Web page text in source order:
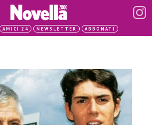
AMICI 24 NEWSLETTER ABBONATI